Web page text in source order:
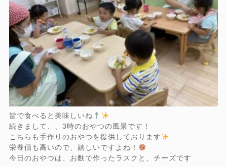
皆で食べると美味しいね
続きまして、、3時のおやつの風景です！
こちらも手作りのおやつを提供しております
栄養価も高いので、嬉しいですよね！
今日のおやつは、お麩で作ったラスクと、チーズです